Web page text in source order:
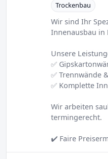
Trockenbau
Wir sind Ihr
Innenausbau in
Unsere
✅
✅ Trennwände
✅ Komplette
Wir arbeiten
termingerecht.
✔️ Faire